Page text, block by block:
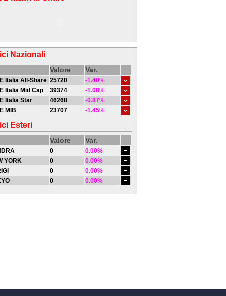
Nazionali
Valore Var.
Italia All-Share 25720
-1.40%
Italia Mid Cap
39374
-1.08%
Italia Star
46268
-0.87%
MIB
23707 -1.45%
Esteri
Valore Var.
0
0.00%
YORK
0
0.00%
0
0.00%
0 0.00%